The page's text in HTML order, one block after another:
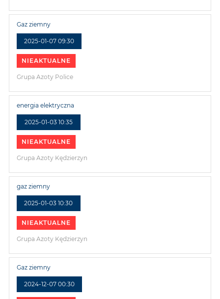
2025-01-07 09:30
Gaz ziemny
NIEAKTUALNE
Grupa Azoty Police
2025-01-03 10:35
energia elektryczna
NIEAKTUALNE
Grupa Azoty Kędzierzyn
2025-01-03 10:30
gaz ziemny
NIEAKTUALNE
Grupa Azoty Kędzierzyn
2024-12-07 00:30
Gaz ziemny